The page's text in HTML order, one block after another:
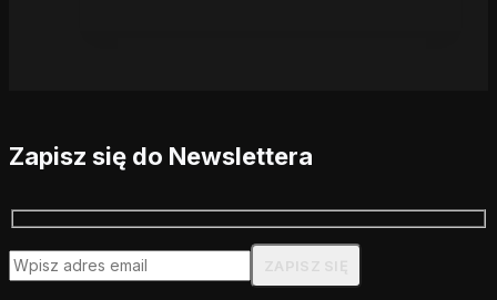
Zapisz się do Newslettera